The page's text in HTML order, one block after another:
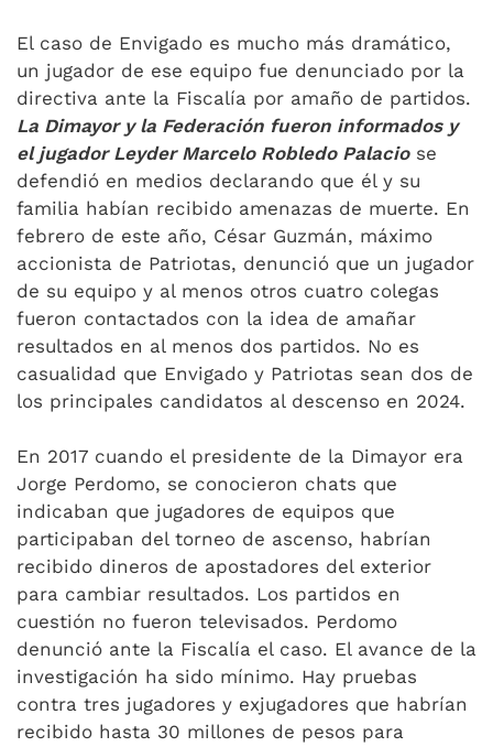
El caso de Envigado es mucho más dramático,
un jugador de ese equipo fue denunciado por la
directiva ante la Fiscalía por amaño de partidos.
La Dimayor y la Federación fueron informados y
el jugador Leyder Marcelo Robledo Palaciose
defendió en medios declarando que él y su
familia habían recibido amenazas de muerte. En
febrero de este año, César Guzmán, máximo
accionista de Patriotas, denunció que un jugador
de su equipo y al menos otros cuatro colegas
fueron contactados con la idea de amañar
resultados en al menos dos partidos. No es
casualidad que Envigado y Patriotas sean dos de
los principales candidatos al descenso en 2024.
En 2017 cuando el presidente de la Dimayor era
Jorge Perdomo, se conocieron chats que
indicaban que jugadores de equipos que
participaban del torneo de ascenso, habrían
recibido dineros de apostadores del exterior
para cambiar resultados. Los partidos en
cuestión no fueron televisados. Perdomo
denunció ante la Fiscalía el caso. El avance de la
investigación ha sido mínimo. Hay pruebas
contra tres jugadores y exjugadores que habrían
recibido hasta 30 millones de pesos para